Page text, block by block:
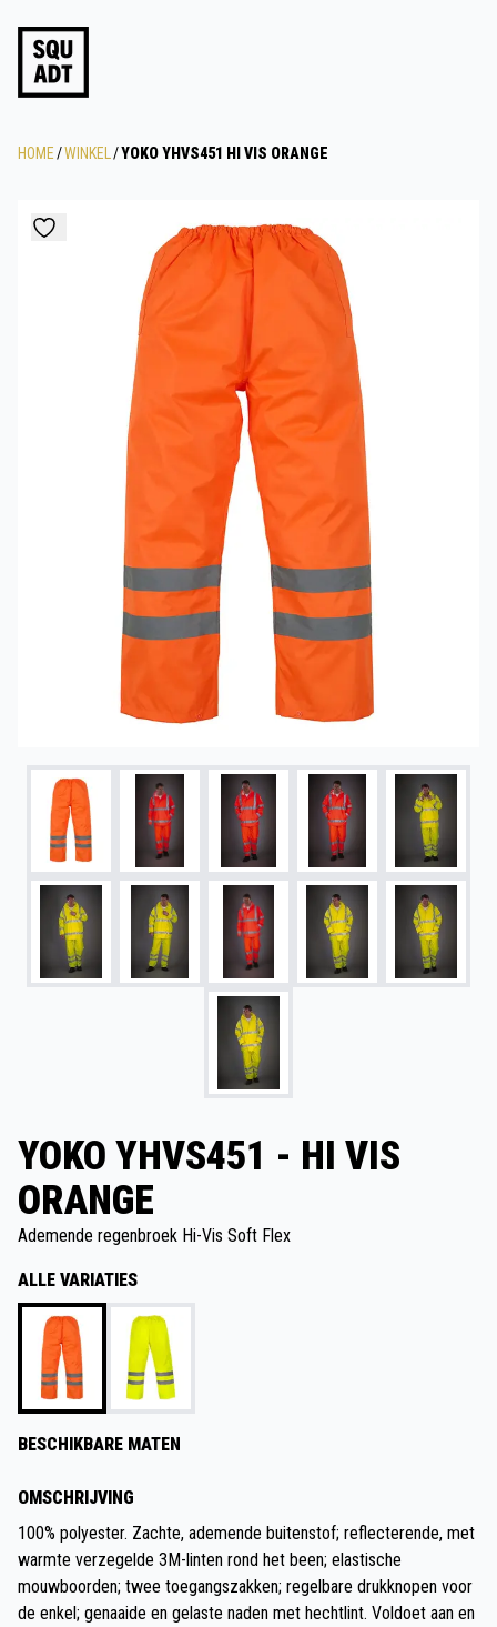
HOME/WINKEL /YOKO YHVS451 HI VIS ORANGE
YOKO YHVS451 - HI VIS
ORANGE
Ademende regenbroek Hi-Vis Soft Flex
ALLE VARIATIES
BESCHIKBARE MATEN
OMSCHRIJVING
100% polyester. Zachte, ademende buitenstof; reflecterende, met
warmte verzegelde 3M-linten rond het been; elastische
mouwboorden; twee toegangszakken; regelbare drukknopen voor
de enkel; genaaide en gelaste naden met hechtlint. Voldoet aan en